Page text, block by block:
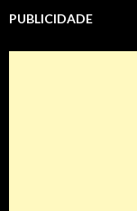
PUBLICIDADE